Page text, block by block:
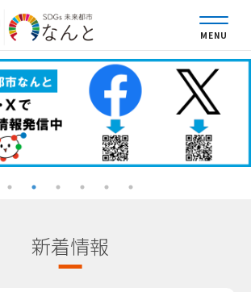
MENU
新着情報